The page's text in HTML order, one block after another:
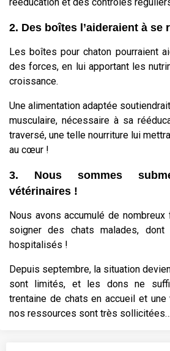
2. Des boîtes l’aideraient à se
Les boîtes pour chaton pourraient
des forces, en lui apportant les
croissance.
Une alimentation adaptée
musculaire, nécessaire à sa
traversé, une telle nourriture lui
au cœur !
3. Nous sommes
vétérinaires !
Nous avons accumulé de
soigner des chats malades,
hospitalisés !
Depuis septembre, la situation
sont limités, et les dons ne
trentaine de chats en accueil et une
nos ressources sont très sollicitées…